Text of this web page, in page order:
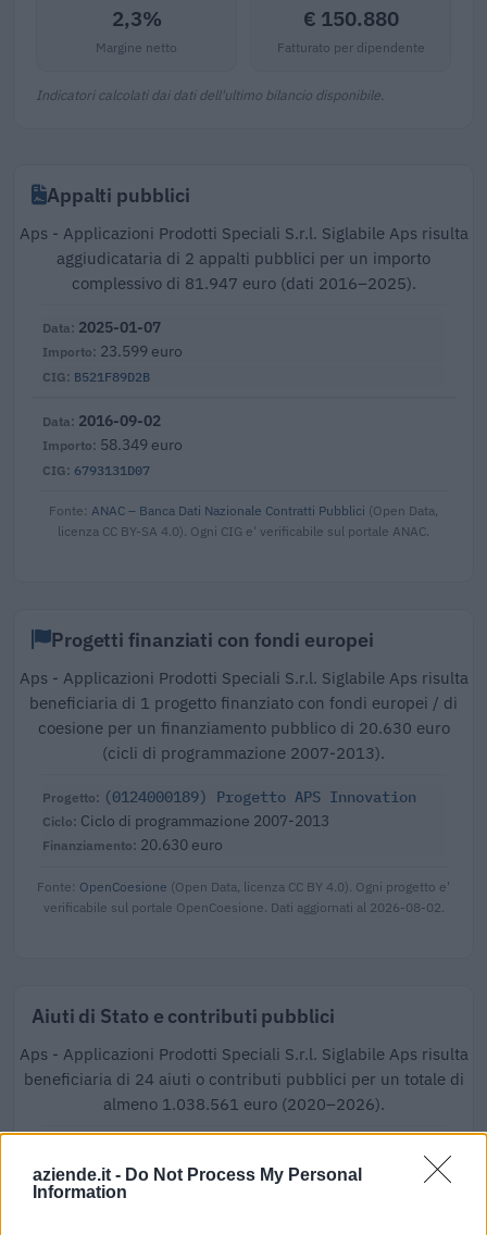
aziende.it - Do Not Process My Personal
Information
2,3%
Margine netto
€ 150.880
Fatturato per dipendente
Indicatori calcolati dai dati dell'ultimo bilancio disponibile.
Appalti pubblici
Aps - Applicazioni Prodotti Speciali S.r.l. Siglabile Aps risulta
aggiudicataria di 2 appalti pubblici per un importo
complessivo di 81.947 euro (dati 2016–2025).
B521F89D2B
2025-01-07
23.599 euro
6793131D07
2016-09-02
58.349 euro
Fonte: ANAC – Banca Dati Nazionale Contratti Pubblici (Open Data,
licenza CC BY-SA 4.0). Ogni CIG e' verificabile sul portale ANAC.
Progetti finanziati con fondi europei
Aps - Applicazioni Prodotti Speciali S.r.l. Siglabile Aps risulta
beneficiaria di 1 progetto finanziato con fondi europei / di
coesione per un finanziamento pubblico di 20.630 euro
(cicli di programmazione 2007-2013).
(0124000189) Progetto APS Innovation
Ciclo di programmazione 2007-2013
20.630 euro
Fonte: OpenCoesione (Open Data, licenza CC BY 4.0). Ogni progetto e'
verificabile sul portale OpenCoesione. Dati aggiornati al 2026-08-02.
Aiuti di Stato e contributi pubblici
Aps - Applicazioni Prodotti Speciali S.r.l. Siglabile Aps risulta
beneficiaria di 24 aiuti o contributi pubblici per un totale di
almeno 1.038.561 euro (2020–2026).
Fondo di garanzia per le piccole e medie imprese
Banca del Mezzogiorno MedioCredito Centrale S.p.A.